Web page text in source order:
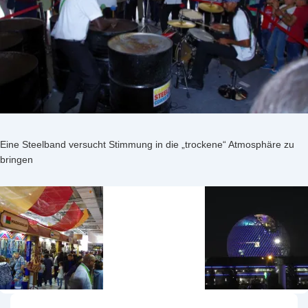
Eine Steelband versucht Stimmung in die „trockene“ Atmosphäre zu
bringen